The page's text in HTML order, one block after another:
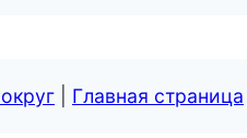
Главная страница